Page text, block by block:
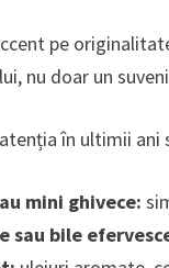
pe
nu doar un
în ultimii ani
mini ghivece:
sau bile